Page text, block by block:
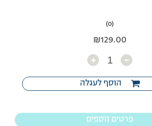
(0)
₪129.00
כמות
הוסף לעגלה
פרטים נוספים